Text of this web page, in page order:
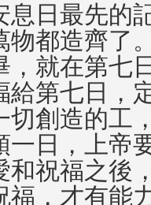
息日最先的
物都造齊了
，就在第七
給第七日，
切創造的工
一日，上帝
和祝福之後
福，才有能